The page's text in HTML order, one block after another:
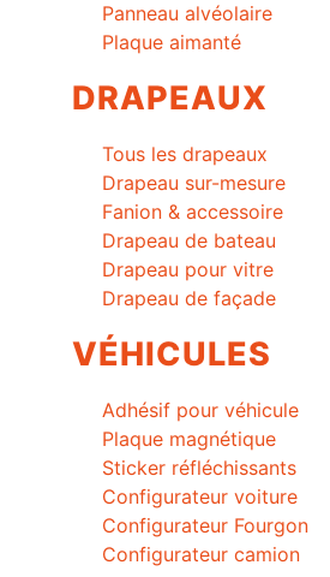
Panneau alvéolaire
Plaque aimanté
DRAPEAUX
Tous les drapeaux
Drapeau sur-mesure
Fanion & accessoire
Drapeau de bateau
Drapeau pour vitre
Drapeau de façade
VÉHICULES
Adhésif pour véhicule
Plaque magnétique
Sticker réfléchissants
Configurateur voiture
Configurateur Fourgon
Configurateur camion